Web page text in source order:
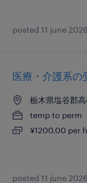
posted 11 june 2026
医療・介護系の
栃木県塩谷郡
temp to perm
¥1200.00 per
posted 11 june 2026